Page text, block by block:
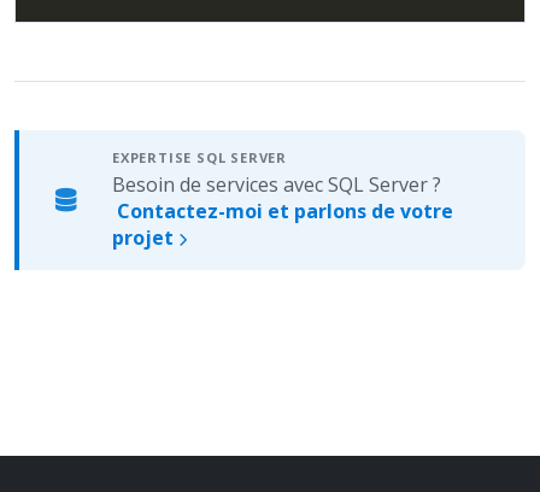
EXPERTISE SQL SERVER
Besoin de services avec SQL Server ?
Contactez-moi et parlons de votre
projet